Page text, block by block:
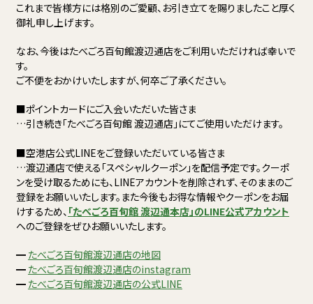
これまで皆様方には格別のご愛顧、お引き立てを賜りましたこと厚く
御礼申し上げます。
なお、今後はたべごろ百旬館渡辺通店をご利用いただければ幸いで
す。
ご不便をおかけいたしますが、何卒ご了承ください。
■ポイントカードにご入会いただいた皆さま
…引き続き「たべごろ百旬館 渡辺通店」にてご使用いただけます。
■空港店公式LINEをご登録いただいている皆さま
…渡辺通店で使える「スペシャルクーポン」を配信予定です。クーポ
ンを受け取るためにも、LINEアカウントを削除されず、そのままのご
登録をお願いいたします。また今後もお得な情報やクーポンをお届
けするため、 「たべごろ百旬館 渡辺通本店」のLINE公式アカウント
へのご登録をぜひお願いいたします。
━ たべごろ百旬館渡辺通店の地図
━ たべごろ百旬館渡辺通店のinstagram
━ たべごろ百旬館渡辺通店の公式LINE